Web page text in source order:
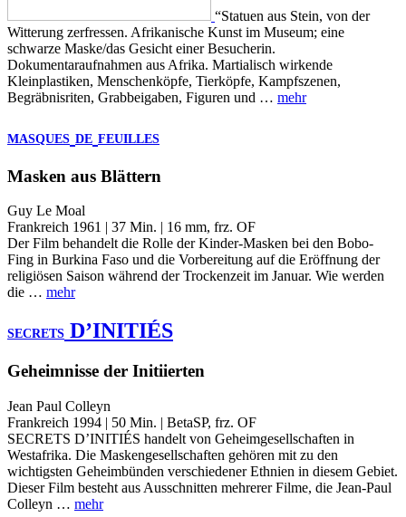
“Statuen aus Stein, von der
Witterung zerfressen. Afrikanische Kunst im Museum; eine
schwarze Maske/das Gesicht einer Besucherin.
Dokumentaraufnahmen aus Afrika. Martialisch wirkende
Kleinplastiken, Menschenköpfe, Tierköpfe, Kampfszenen,
Begräbnisriten, Grabbeigaben, Figuren und … mehr
MASQUES DE FEUILLES
Masken aus Blättern
Guy Le Moal
Frankreich 1961 | 37 Min. | 16 mm, frz. OF
Der Film behandelt die Rolle der Kinder-Masken bei den Bobo-
Fing in Burkina Faso und die Vorbereitung auf die Eröffnung der
religiösen Saison während der Trockenzeit im Januar. Wie werden
die … mehr
SECRETS D’INITIÉS
Geheimnisse der Initiierten
Jean Paul Colleyn
Frankreich 1994 | 50 Min. | BetaSP, frz. OF
SECRETS D’INITIÉS handelt von Geheimgesellschaften in
Westafrika. Die Maskengesellschaften gehören mit zu den
wichtigsten Geheimbünden verschiedener Ethnien in diesem Gebiet.
Dieser Film besteht aus Ausschnitten mehrerer Filme, die Jean-Paul
Colleyn … mehr